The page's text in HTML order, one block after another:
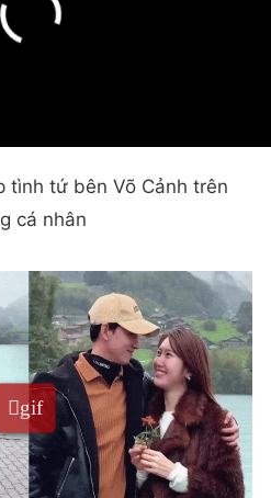
tình tứ bên Võ Cảnh trên
cá nhân